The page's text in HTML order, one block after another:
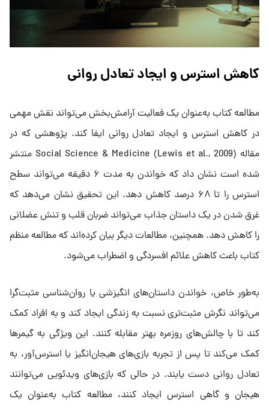
کاهش استرس و ایجاد تعادل روانی
مطالعه کتاب به‌عنوان یک فعالیت آرامش‌بخش می‌تواند نقش مهمی
در کاهش استرس و ایجاد تعادل روانی ایفا کند. پژوهشی که در
مقاله (Lewis et al., 2009) Social Science & Medicine منتشر
شده است نشان داد که خواندن به مدت ۶ دقیقه می‌تواند سطح
استرس را تا ۶۸ درصد کاهش دهد. این تحقیق نشان می‌دهد که
غرق شدن در یک داستان جذاب می‌تواند ضربان قلب و تنش عضلانی
را کاهش دهد. همچنین، مطالعات دیگر بیان کرده‌اند که مطالعه منظم
کتاب باعث کاهش علائم افسردگی و اضطراب می‌شود.
به‌طور خاص، خواندن داستان‌های انگیزشی یا روان‌شناسی مثبت‌گرا
می‌تواند نگرش مثبت‌تری نسبت به زندگی ایجاد کند و به افراد کمک
کند تا با چالش‌های روزمره بهتر مقابله کنند. این ویژگی به گیمرها
کمک می‌کند تا پس از تجربه بازی‌های هیجان‌انگیز یا استرس‌آور، به
تعادل روانی دست یابند. در حالی که بازی‌های ویدئویی می‌توانند
هیجان و گاهی استرس ایجاد کنند، مطالعه کتاب به‌عنوان یک